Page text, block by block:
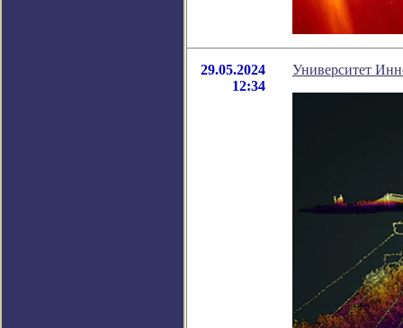
29.05.2024
12:34
Университет